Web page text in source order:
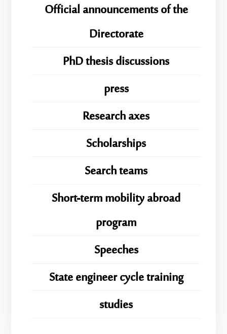
Official announcements of the
Directorate
PhD thesis discussions
press
Research axes
Scholarships
Search teams
Short-term mobility abroad
program
Speeches
State engineer cycle training
studies